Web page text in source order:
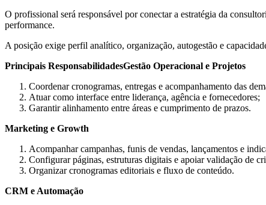
O profissional será responsável por conectar a estratégia da
performance.
A posição exige perfil analítico, organização, autogestão e
Principais ResponsabilidadesGestão Operacional e Projetos
Coordenar cronogramas, entregas e acompanhamento das
Atuar como interface entre liderança, agência e fornecedores;
Garantir alinhamento entre áreas e cumprimento de prazos.
Marketing e Growth
Acompanhar campanhas, funis de vendas, lançamentos e
Configurar páginas, estruturas digitais e apoiar validação de
Organizar cronogramas editoriais e fluxo de conteúdo.
CRM e Automação